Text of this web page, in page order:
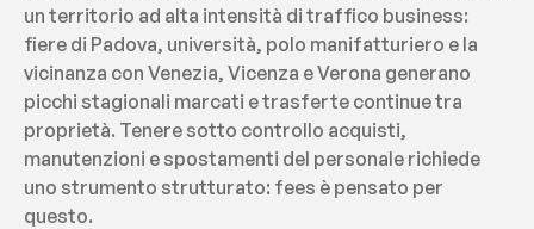
un territorio ad alta intensità di traffico business:
fiere di Padova, università, polo manifatturiero e la
vicinanza con Venezia, Vicenza e Verona generano
picchi stagionali marcati e trasferte continue tra
proprietà. Tenere sotto controllo acquisti,
manutenzioni e spostamenti del personale richiede
uno strumento strutturato: fees è pensato per
questo.